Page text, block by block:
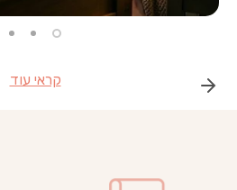
קראי עוד